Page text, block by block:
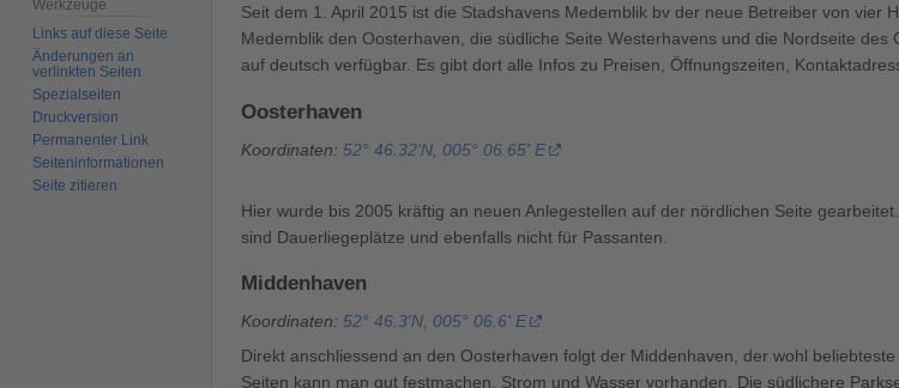
Seit dem 1. April 2015 ist die Stadshavens Medemblik bv der neue Betreiber von
Medemblik den Oosterhaven, die südliche Seite Westerhavens und die Nordseite
auf deutsch verfügbar. Es gibt dort alle Infos zu Preisen, Öffnungszeiten,
Oosterhaven
Koordinaten: 52° 46.32'N, 005° 06.65' E
Hier wurde bis 2005 kräftig an neuen Anlegestellen auf der nördlichen Seite
sind Dauerliegeplätze und ebenfalls nicht für Passanten.
Middenhaven
Koordinaten: 52° 46.3'N, 005° 06.6' E
Direkt anschliessend an den Oosterhaven folgt der Middenhaven, der wohl
Seiten kann man gut festmachen, Strom und Wasser vorhanden. Die südlichere
Werkzeuge
Links auf diese Seite
Änderungen an
verlinkten Seiten
Spezialseiten
Druckversion
Permanenter Link
Seiten­­informationen
Seite zitieren